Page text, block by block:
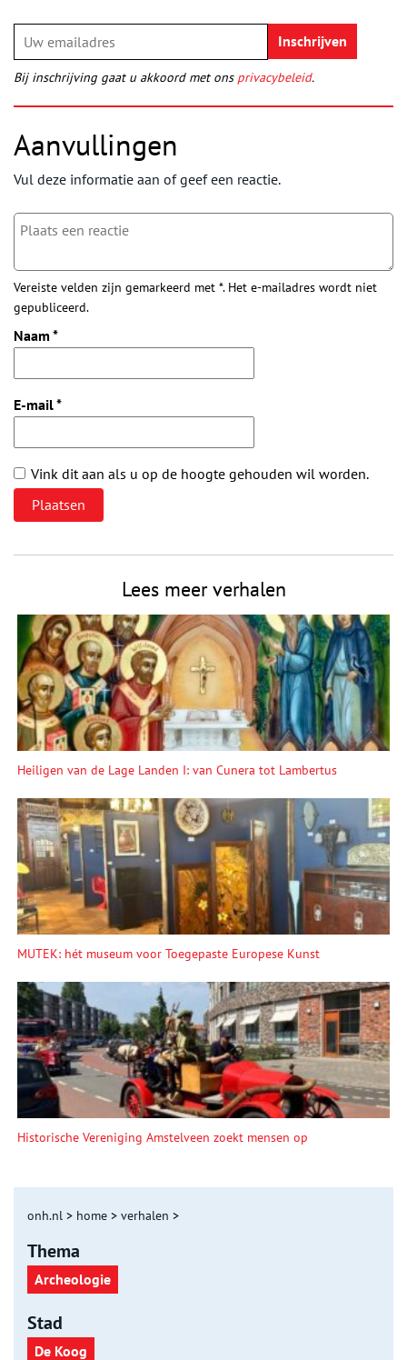
Bij inschrijving gaat u akkoord met ons privacybeleid.
Aanvullingen
Vul deze informatie aan of geef een reactie.
Vereiste velden zijn gemarkeerd met *. Het e-mailadres wordt niet
gepubliceerd.
Naam *
E-mail*
Vink dit aan als u op de hoogte gehouden wil worden.
Lees meer verhalen
Heiligen van de Lage Landen I: van Cunera tot Lambertus
MUTEK: hét museum voor Toegepaste Europese Kunst
Historische Vereniging Amstelveen zoekt mensen op
onh.nl > home > verhalen >
Thema
Archeologie
Stad
De Koog